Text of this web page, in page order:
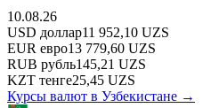
10.08.26
USD доллар11 952,10 UZS
EUR евро13 779,60 UZS
RUB рубль145,21 UZS
KZT тенге25,45 UZS
Курсы валют в Узбекистане →